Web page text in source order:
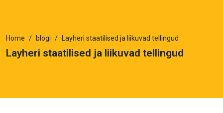
Home blogi Layheri staatilised ja liikuvad tellingud
Layheri staatilised ja liikuvad tellingud